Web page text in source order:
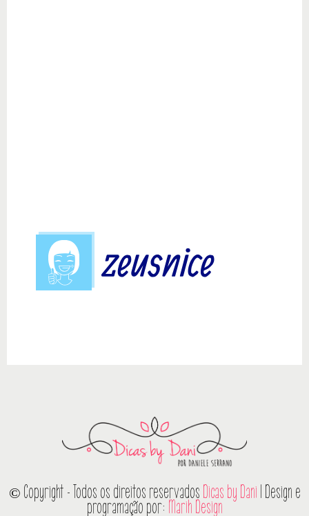
© Copyright - Todos os direitos reservados Dicas by Dani | Design e
programação por: Marih Design